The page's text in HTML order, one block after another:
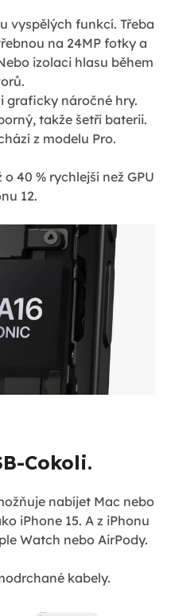
vyspělých funkcí. Třeba
na 24MP fotky a
izolaci hlasu během
graficky náročné hry.
takže šetří baterii.
z modelu Pro.
40 % rychlejší než GPU
12.
Cokoli.
nabíjet Mac nebo
iPhone 15. A z iPhonu
Watch nebo AirPody.
kabely.